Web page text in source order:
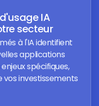
IA
secteur
à l'IA identifient
applications
spécifiques,
investissements